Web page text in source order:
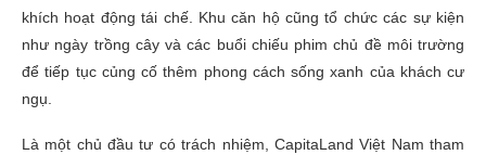
khích hoạt động tái chế. Khu căn hộ cũng tổ chức các sự kiện
như ngày trồng cây và các buổi chiếu phim chủ đề môi trường
để tiếp tục củng cố thêm phong cách sống xanh của khách cư
ngụ.
Là một chủ đầu tư có trách nhiệm, CapitaLand Việt Nam tham